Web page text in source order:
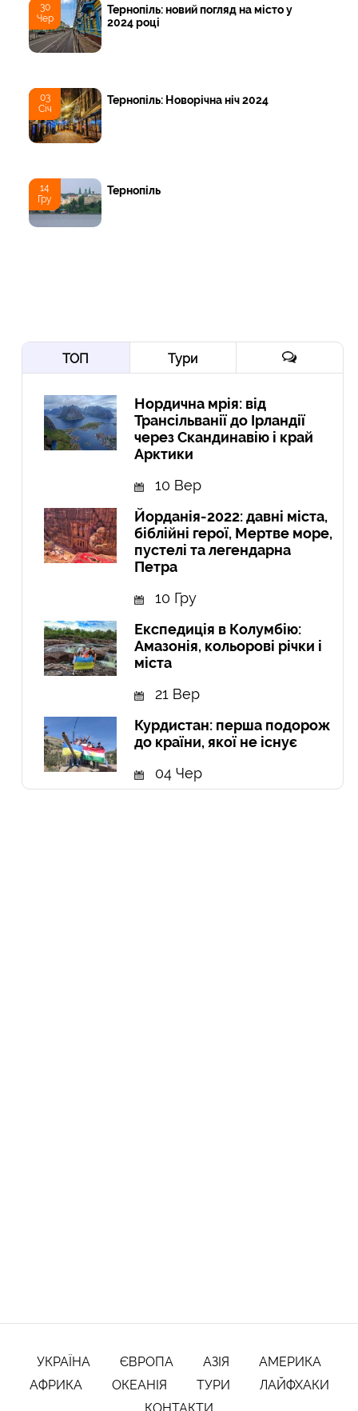
30
Чер
Тернопіль: новий погляд на місто у
2024 році
03
Січ
Тернопіль: Новорічна ніч 2024
14
Гру
Тернопіль
ТОП Тури
Нордична мрія: від
Трансільванії до Ірландії
через Скандинавію і край
Арктики
10 Вер
Йорданія-2022: давні міста,
біблійні герої, Мертве море,
пустелі та легендарна
Петра
10 Гру
Експедиція в Колумбію:
Амазонія, кольорові річки і
міста
21 Вер
Курдистан: перша подорож
до країни, якої не існує
04 Чер
УКРАЇНА ЄВРОПА АЗІЯ
АМЕРИКА
АФРИКА
ОКЕАНІЯ ТУРИ
ЛАЙФХАКИ